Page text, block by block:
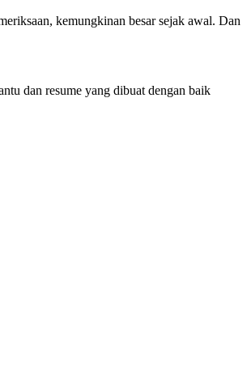
kemungkinan besar sejak awal. Dan
dan resume yang dibuat dengan baik